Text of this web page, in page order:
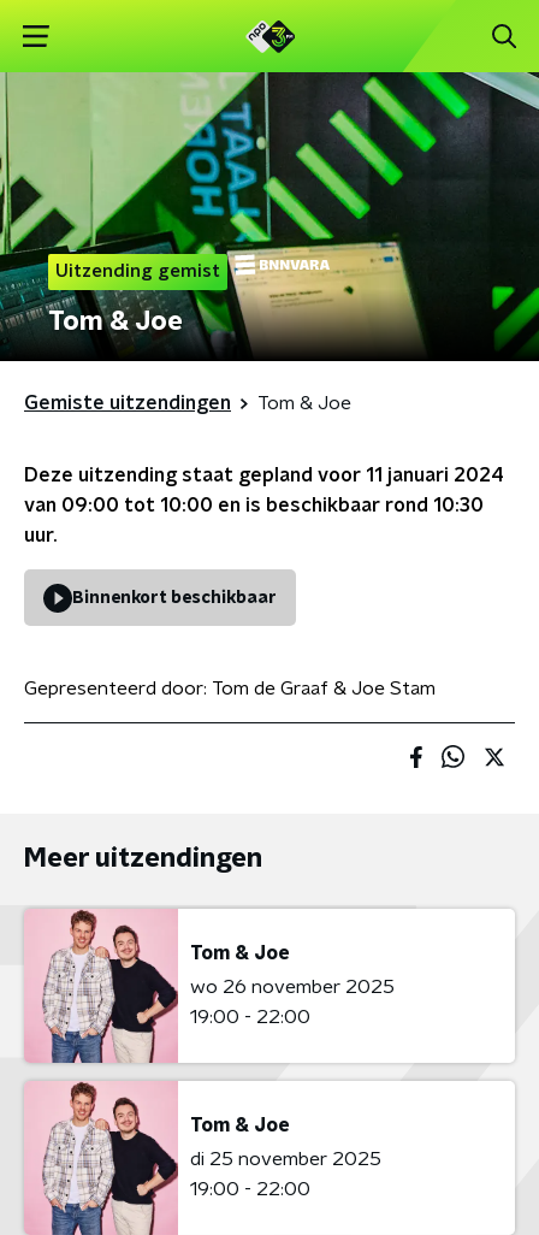
Uitzending gemist
Tom & Joe
Gemiste uitzendingen Tom & Joe
Deze uitzending staat gepland voor 11 januari 2024
van 09:00 tot 10:00 en is beschikbaar rond 10:30
uur.
Binnenkort beschikbaar
Gepresenteerd door: Tom de Graaf & Joe Stam
Meer uitzendingen
Tom & Joe
wo 26 november 2025
19:00 - 22:00
Tom & Joe
di 25 november 2025
19:00 - 22:00